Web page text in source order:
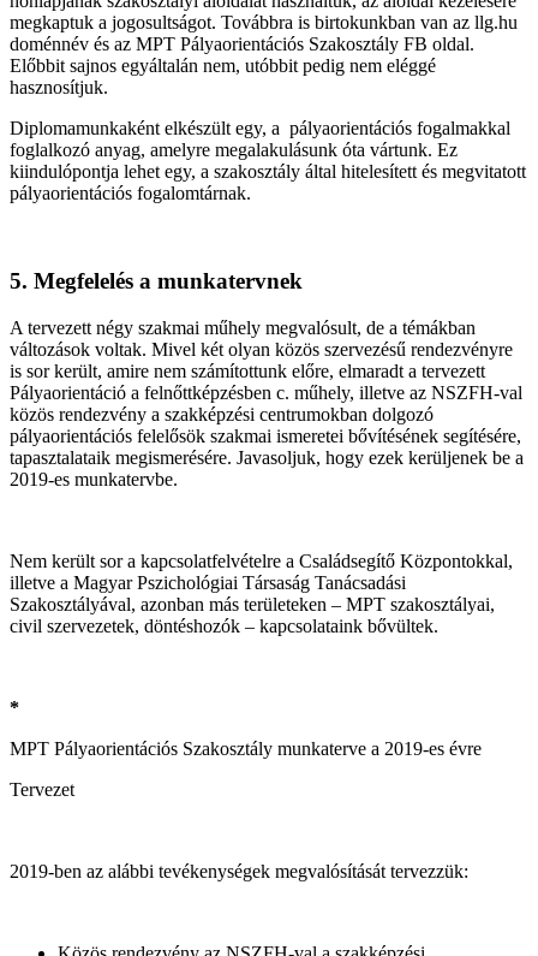
megkaptuk a jogosultságot. Továbbra is birtokunkban van az llg.hu
doménnév és az MPT Pályaorientációs Szakosztály FB oldal.
Előbbit sajnos egyáltalán nem, utóbbit pedig nem eléggé
hasznosítjuk.
Diplomamunkaként elkészült egy, a pályaorientációs fogalmakkal
foglalkozó anyag, amelyre megalakulásunk óta vártunk. Ez
kiindulópontja lehet egy, a szakosztály által hitelesített és megvitatott
pályaorientációs fogalomtárnak.
5. Megfelelés a munkatervnek
A tervezett négy szakmai műhely megvalósult, de a témákban
változások voltak. Mivel két olyan közös szervezésű rendezvényre
is sor került, amire nem számítottunk előre, elmaradt a tervezett
Pályaorientáció a felnőttképzésben c. műhely, illetve az NSZFH-val
közös rendezvény a szakképzési centrumokban dolgozó
pályaorientációs felelősök szakmai ismeretei bővítésének segítésére,
tapasztalataik megismerésére. Javasoljuk, hogy ezek kerüljenek be a
2019-es munkatervbe.
Nem került sor a kapcsolatfelvételre a Családsegítő Központokkal,
illetve a Magyar Pszichológiai Társaság Tanácsadási
Szakosztályával, azonban más területeken – MPT szakosztályai,
civil szervezetek, döntéshozók – kapcsolataink bővültek.
*
MPT Pályaorientációs Szakosztály munkaterve a 2019-es évre
Tervezet
2019-ben az alábbi tevékenységek megvalósítását tervezzük: